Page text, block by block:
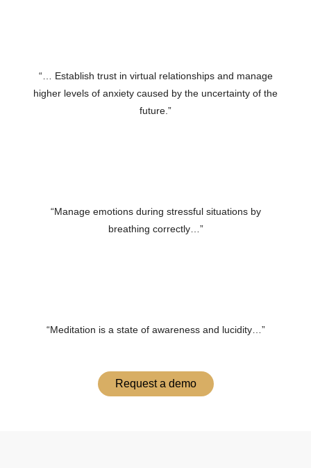
“… Establish trust in virtual relationships and manage
higher levels of anxiety caused by the uncertainty of the
future.”
“Manage emotions during stressful situations by
breathing correctly…”
“Meditation is a state of awareness and lucidity…”
Request a demo